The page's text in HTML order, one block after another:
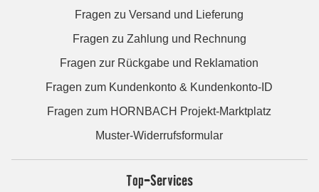
Fragen zu Versand und Lieferung
Fragen zu Zahlung und Rechnung
Fragen zur Rückgabe und Reklamation
Fragen zum Kundenkonto & Kundenkonto-ID
Fragen zum HORNBACH Projekt-Marktplatz
Muster-Widerrufsformular
Top-Services